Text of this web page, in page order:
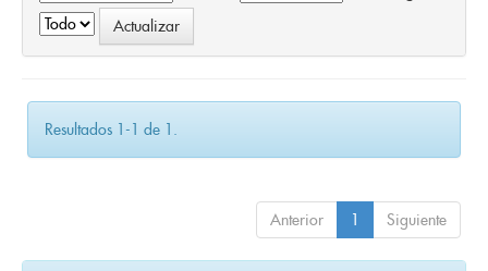
Resultados 1-1 de 1.
Anterior 1 Siguiente